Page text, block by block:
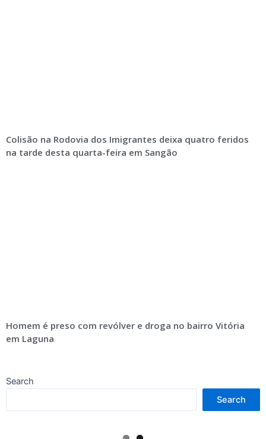
Colisão na Rodovia dos Imigrantes deixa quatro feridos
na tarde desta quarta-feira em Sangão
Homem é preso com revólver e droga no bairro Vitória
em Laguna
Search
Search